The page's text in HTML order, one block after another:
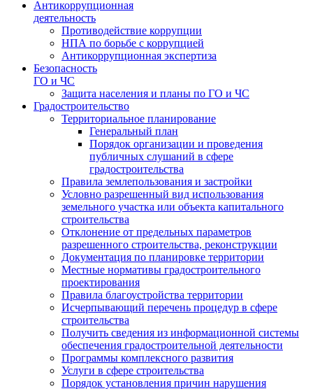
Антикоррупционная
деятельность
Противодействие коррупции
НПА по борьбе с коррупцией
Антикоррупционная экспертиза
Безопасность
ГО и ЧС
Защита населения и планы по ГО и ЧС
Градостроительство
Территориальное планирование
Генеральный план
Порядок организации и проведения
публичных слушаний в сфере
градостроительства
Правила землепользования и застройки
Условно разрешенный вид использования
земельного участка или объекта капитального
строительства
Отклонение от предельных параметров
разрешенного строительства, реконструкции
Документация по планировке территории
Местные нормативы градостроительного
проектирования
Правила благоустройства территории
Исчерпывающий перечень процедур в сфере
строительства
Получить сведения из информационной системы
обеспечения градостроительной деятельности
Программы комплексного развития
Услуги в сфере строительства
Порядок установления причин нарушения